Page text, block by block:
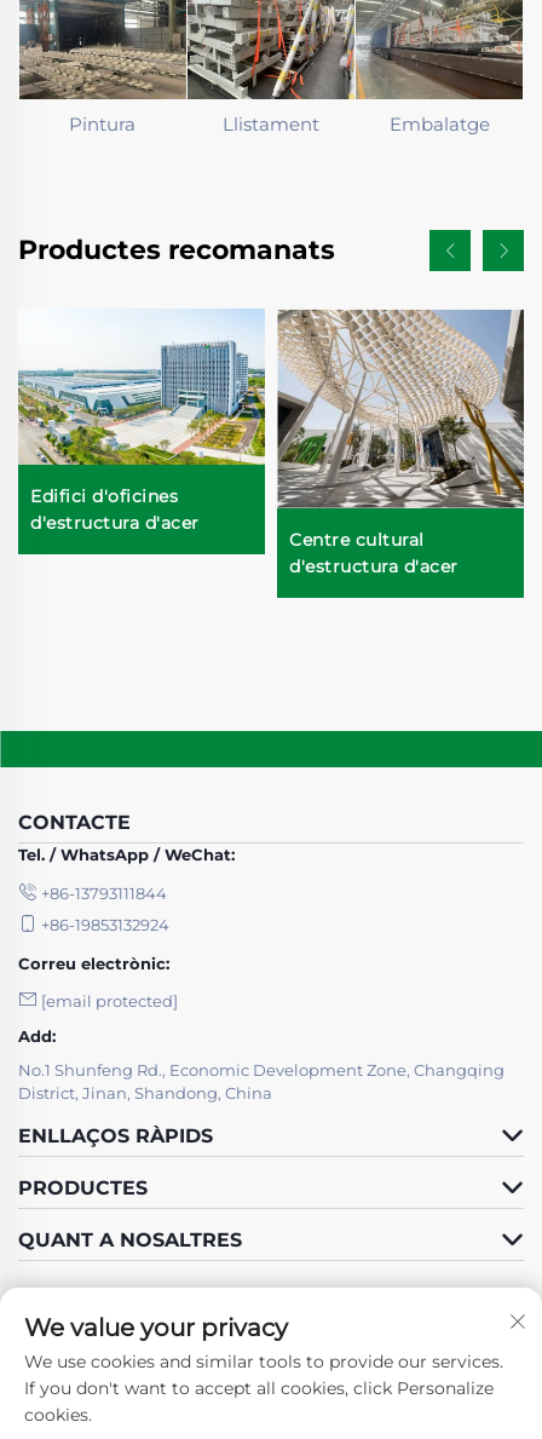
Pintura Llistament Embalatge
Productes recomanats
Edifici d'oficines
d'estructura d'acer
Centre cultural
d'estructura d'acer
CONTACTE
Tel. / WhatsApp / WeChat:
+86-13793111844
+86-19853132924
Correu electrònic:
[email protected]
Add:
No.1 Shunfeng Rd., Economic Development Zone, Changqing
District, Jinan, Shandong, China
ENLLAÇOS RÀPIDS
PRODUCTES
QUANT A NOSALTRES
Segueix-nos
We value your privacy
We use cookies and similar tools to provide our services.
If you don't want to accept all cookies, click Personalize
cookies.